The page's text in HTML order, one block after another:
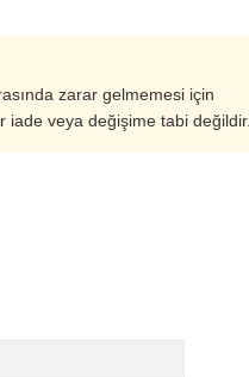
zarar gelmemesi için
iade veya değişime tabi değildir.